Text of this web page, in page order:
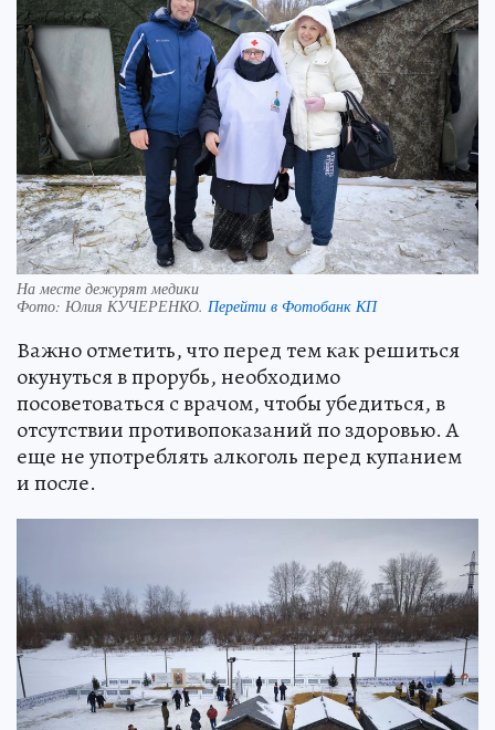
На месте дежурят медики
Фото: Юлия КУЧЕРЕНКО. Перейти в Фотобанк КП
Важно отметить, что перед тем как решиться
окунуться в прорубь, необходимо
посоветоваться с врачом, чтобы убедиться, в
отсутствии противопоказаний по здоровью. А
еще не употреблять алкоголь перед купанием
и после.